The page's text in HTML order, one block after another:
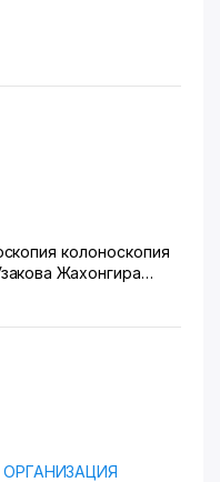
колоноскопия
Жахонгира
ОРГАНИЗАЦИЯ